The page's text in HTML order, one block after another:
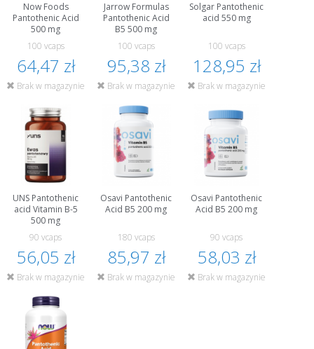
Now Foods
Pantothenic Acid
500 mg
100 vcaps
64,47 zł
Brak w magazynie
Jarrow Formulas
Pantothenic Acid
B5 500 mg
100 vcaps
95,38 zł
Brak w magazynie
Solgar Pantothenic
acid 550 mg
100 vcaps
128,95 zł
Brak w magazynie
UNS Pantothenic
acid Vitamin B-5
500 mg
90 vcaps
56,05 zł
Brak w magazynie
Osavi Pantothenic
Acid B5 200 mg
180 vcaps
85,97 zł
Brak w magazynie
Osavi Pantothenic
Acid B5 200 mg
90 vcaps
58,03 zł
Brak w magazynie